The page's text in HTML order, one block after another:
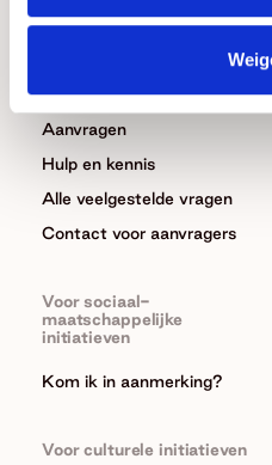
Donaties
Wat we doen
Aanvragen
Hulp en kennis
Alle veelgestelde vragen
Contact voor aanvragers
Voor sociaal-
maatschappelijke
initiatieven
Kom ik in aanmerking?
Voor culturele initiatieven